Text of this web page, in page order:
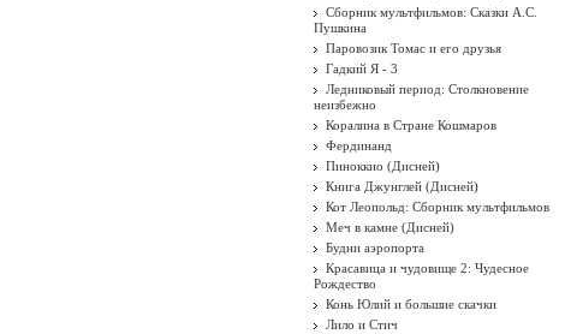
Сборник мультфильмов: Сказки А.С.
Пушкина
Паровозик Томас и его друзья
Гадкий Я - 3
Ледниковый период: Столкновение
неизбежно
Коралина в Стране Кошмаров
Фердинанд
Пиноккио (Дисней)
Книга Джунглей (Дисней)
Кот Леопольд: Сборник мультфильмов
Меч в камне (Дисней)
Будни аэропорта
Красавица и чудовище 2: Чудесное
Рождество
Конь Юлий и большие скачки
Лило и Стич